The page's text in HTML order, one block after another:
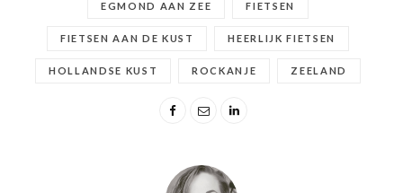
EGMOND AAN ZEE FIETSEN
FIETSEN AAN DE KUST HEERLIJK FIETSEN
HOLLANDSE KUST ROCKANJE ZEELAND